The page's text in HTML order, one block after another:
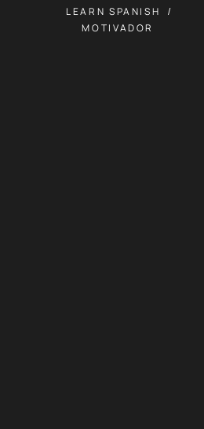
LEARN SPANISH
MOTIVADOR